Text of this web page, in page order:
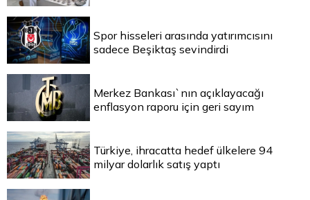
Spor hisseleri arasında yatırımcısını
sadece Beşiktaş sevindirdi
Merkez Bankası`nın açıklayacağı
enflasyon raporu için geri sayım
Türkiye, ihracatta hedef ülkelere 94
milyar dolarlık satış yaptı